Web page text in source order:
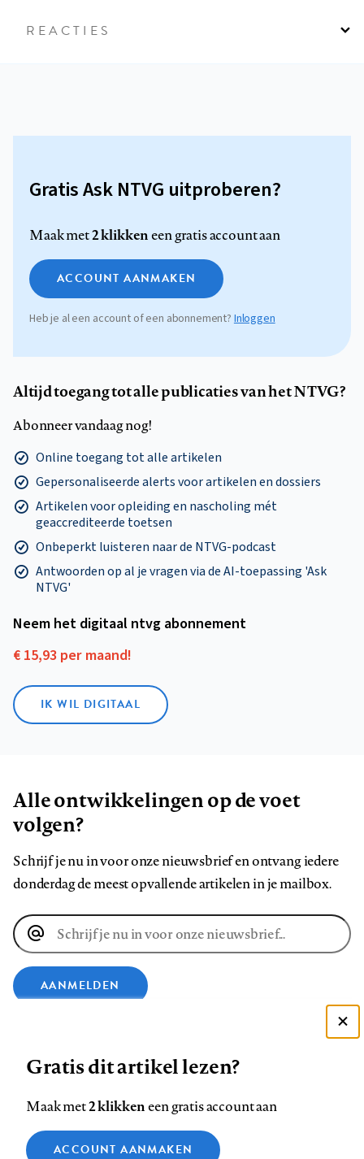
REACTIES
Gratis Ask NTVG uitproberen?
Maak met2 klikkeneen gratis account aan
ACCOUNT AANMAKEN
Heb je al een account of een abonnement?Inloggen
Altijd toegang tot alle publicaties van het NTVG?
Abonneer vandaag nog!
Online toegang tot alle artikelen
Gepersonaliseerde alerts voor artikelen en dossiers
Artikelen voor opleiding en nascholing mét
geaccrediteerde toetsen
Onbeperkt luisteren naar de NTVG-podcast
Antwoorden op al je vragen via de AI-toepassing 'Ask
NTVG'
Neem het digitaal ntvg abonnement
€ 15,93 per maand!
IK WIL DIGITAAL
Alle ontwikkelingen op de voet
volgen?
Schrijf je nu in voor onze nieuwsbrief en ontvang iedere
donderdag de meest opvallende artikelen in je mailbox.
E-
mailadres
AANMELDEN
ons
op
ons
ons
ons
ons
ons
Contact Colofon Disclaimer Privacy
Zie onze cookie policy
Gratis dit artikel lezen?
Maak met2 klikkeneen gratis account aan
ACCOUNT AANMAKEN